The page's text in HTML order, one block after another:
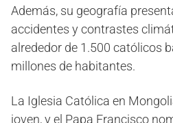
Además, su geografía
accidentes y contrastes
alrededor de 1.500 católicos
millones de habitantes.
La Iglesia Católica en
joven, y el Papa Francisco